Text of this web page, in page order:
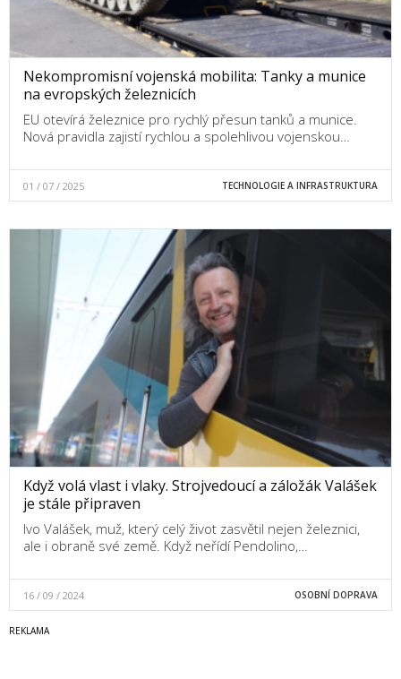
Nekompromisní vojenská mobilita: Tanky a munice
na evropských železnicích
EU otevírá železnice pro rychlý přesun tanků a munice.
Nová pravidla zajistí rychlou a spolehlivou vojenskou…
01 / 07 / 2025 TECHNOLOGIE A INFRASTRUKTURA
Když volá vlast i vlaky. Strojvedoucí a záložák Valášek
je stále připraven
Ivo Valášek, muž, který celý život zasvětil nejen železnici,
ale i obraně své země. Když neřídí Pendolino,…
16 / 09 / 2024 OSOBNÍ DOPRAVA